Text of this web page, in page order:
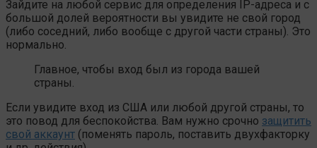
Зайдите на любой сервис для определения IP-адреса и с
большой долей вероятности вы увидите не свой город
(либо соседний, либо вообще с другой части страны). Это
нормально.
Главное, чтобы вход был из города вашей
страны.
Если увидите вход из США или любой другой страны, то
это повод для беспокойства. Вам нужно срочно защитить
свой аккаунт (поменять пароль, поставить двухфакторку